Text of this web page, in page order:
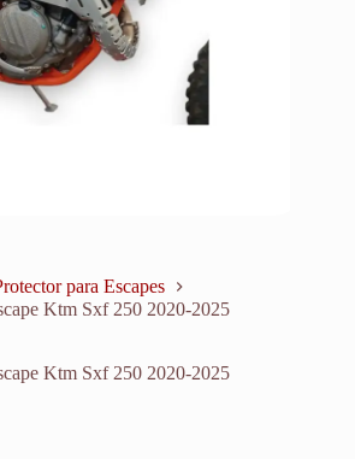
para Escapes
Ktm Sxf 250 2020-2025
Ktm Sxf 250 2020-2025